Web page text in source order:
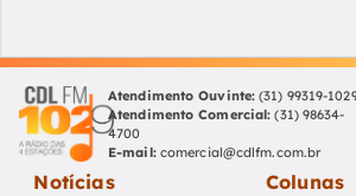
Atendimento Ouvinte: (31) 99319-
Atendimento Comercial: (31) 98634-
4700
E-mail: comercial@cdlfm.com.br
Notícias Colunas